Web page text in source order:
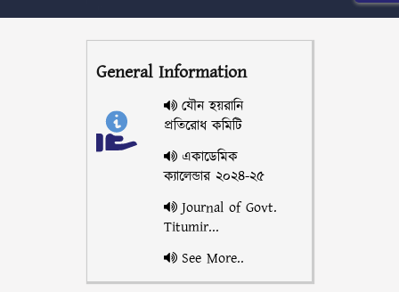
General Information
যৌন হয়রানি
প্রতিরোধ কমিটি
একাডেমিক
ক্যালেন্ডার ২০২৪-২৫
Journal of Govt.
Titumir...
See More..